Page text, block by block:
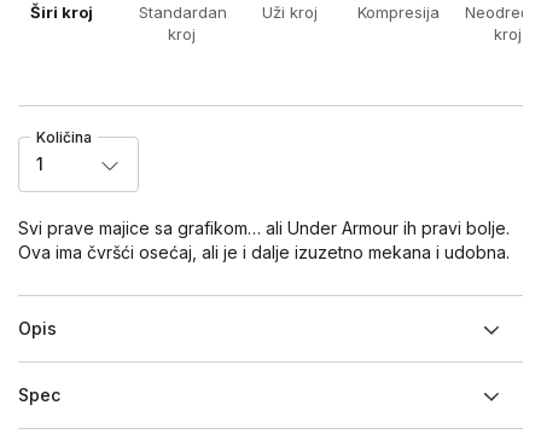
Širi kroj
Standardan
kroj
Uži kroj Kompresija
kroj
Količina
1
Svi prave majice sa grafikom… ali Under Armour ih pravi bolje.
Ova ima čvršći osećaj, ali je i dalje izuzetno mekana i udobna.
Opis
Spec